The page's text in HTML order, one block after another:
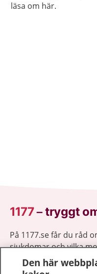
läsa om här.
1177–tryggt
På 1177.se får du råd
sjukdomar och vilka
Logga in för att läsa
vårdärenden. Ring
Den här